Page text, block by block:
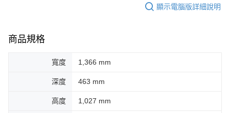
顯示電腦版詳細說明
商品規格
寬度 1,366 mm
深度 463 mm
高度 1,027 mm